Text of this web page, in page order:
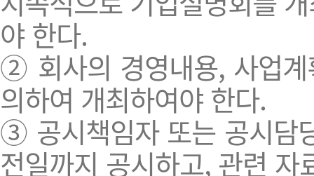
야 한다.
② 회사의 경영내용, 사업계
의하여 개최하여야 한다.
③ 공시책임자 또는 공시담
전일까지 공시하고, 관련